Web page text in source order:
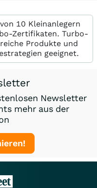
10 Kleinanlegern
Zertifikaten. Turbo-
Produkte und
geeignet.
Newsletter
mehr aus der